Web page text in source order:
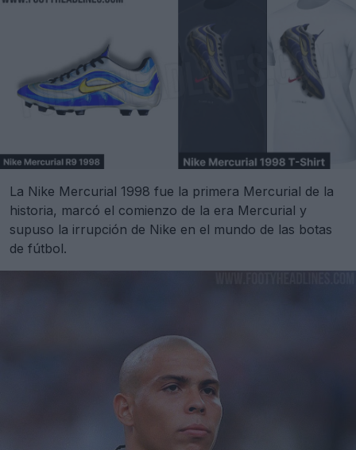
La Nike Mercurial 1998 fue la primera Mercurial de la
historia, marcó el comienzo de la era Mercurial y
supuso la irrupción de Nike en el mundo de las botas
de fútbol.